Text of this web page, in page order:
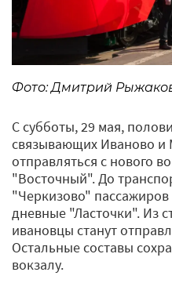
Фото: Дмитрий
С субботы, 29 мая,
связывающих Иваново и
отправляться с нового
"Восточный". До
"Черкизово" пассажиров
дневные "Ласточки". Из
ивановцы станут
Остальные составы
вокзалу.